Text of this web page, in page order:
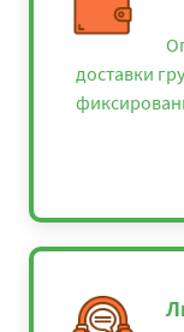
доставки